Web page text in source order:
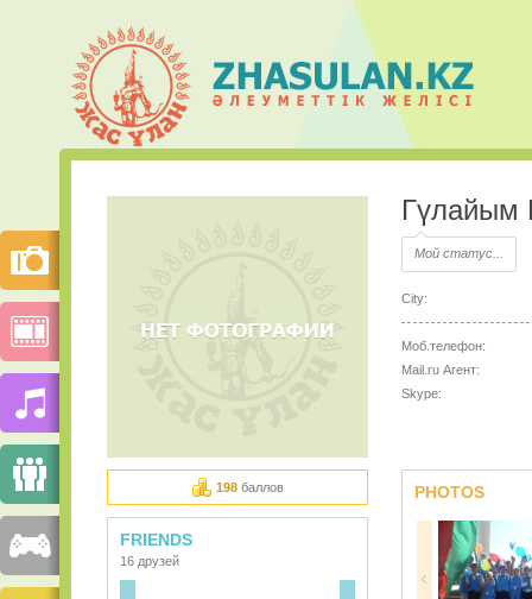
Гүлайым
Мой статус...
City:
Моб.телефон:
Mail.ru Агент:
Skype:
198баллов
FRIENDS
16 друзей
PHOTOS